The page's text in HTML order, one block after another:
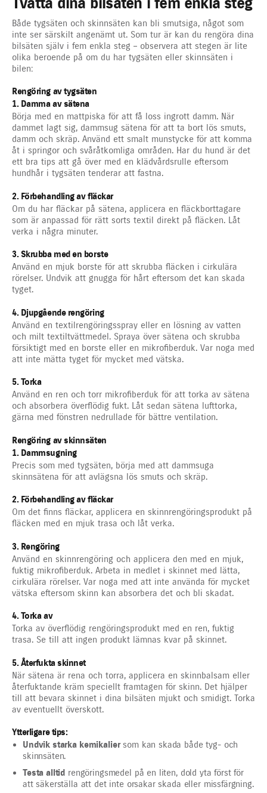
Både tygsäten och skinnsäten kan bli smutsiga, något som
inte ser särskilt angenämt ut. Som tur är kan du rengöra dina
bilsäten själv i fem enkla steg – observera att stegen är lite
olika beroende på om du har tygsäten eller skinnsäten i
bilen:
Rengöring av tygsäten
1. Damma av sätena
Börja med en mattpiska för att få loss ingrott damm. När
dammet lagt sig, dammsug sätena för att ta bort lös smuts,
damm och skräp. Använd ett smalt munstycke för att komma
åt i springor och svåråtkomliga områden. Har du hund är det
ett bra tips att gå över med en klädvårdsrulle eftersom
hundhår i tygsäten tenderar att fastna.
2. Förbehandling av fläckar
Om du har fläckar på sätena, applicera en fläckborttagare
som är anpassad för rätt sorts textil direkt på fläcken. Låt
verka i några minuter.
3. Skrubba med en borste
Använd en mjuk borste för att skrubba fläcken i cirkulära
rörelser. Undvik att gnugga för hårt eftersom det kan skada
tyget.
4. Djupgående rengöring
Använd en textilrengöringsspray eller en lösning av vatten
och milt textiltvättmedel. Spraya över sätena och skrubba
försiktigt med en borste eller en mikrofiberduk. Var noga med
att inte mätta tyget för mycket med vätska.
5. Torka
Använd en ren och torr mikrofiberduk för att torka av sätena
och absorbera överflödig fukt. Låt sedan sätena lufttorka,
gärna med fönstren nedrullade för bättre ventilation.
Rengöring av skinnsäten
1. Dammsugning
Precis som med tygsäten, börja med att dammsuga
skinnsätena för att avlägsna lös smuts och skräp.
2. Förbehandling av fläckar
Om det finns fläckar, applicera en skinnrengöringsprodukt på
fläcken med en mjuk trasa och låt verka.
3. Rengöring
Använd en skinnrengöring och applicera den med en mjuk,
fuktig mikrofiberduk. Arbeta in medlet i skinnet med lätta,
cirkulära rörelser. Var noga med att inte använda för mycket
vätska eftersom skinn kan absorbera det och bli skadat.
4. Torka av
Torka av överflödig rengöringsprodukt med en ren, fuktig
trasa. Se till att ingen produkt lämnas kvar på skinnet.
5. Återfukta skinnet
När sätena är rena och torra, applicera en skinnbalsam eller
återfuktande kräm speciellt framtagen för skinn. Det hjälper
till att bevara skinnet i dina bilsäten mjukt och smidigt. Torka
av eventuellt överskott.
Ytterligare tips:
Undvik starka kemikaliersom kan skada både tyg- och
skinnsäten.
Testa alltid rengöringsmedel på en liten, dold yta först för
att säkerställa att det inte orsakar skada eller missfärgning.